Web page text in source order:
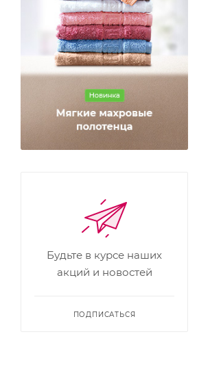
Будьте в курсе наших
акций и новостей
ПОДПИСАТЬСЯ